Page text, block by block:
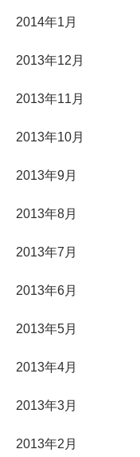
2014年1月
2013年12月
2013年11月
2013年10月
2013年9月
2013年8月
2013年7月
2013年6月
2013年5月
2013年4月
2013年3月
2013年2月